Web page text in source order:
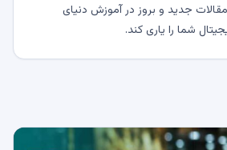
مقالات جدید و بروز در آموزش دنیای
شما را یاری کند.